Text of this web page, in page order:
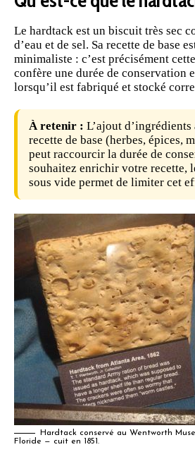
Le hardtack est un biscuit très sec
d’eau et de sel. Sa recette de base
minimaliste : c’est précisément
confère une durée de conservation
lorsqu’il est fabriqué et stocké
À retenir : L’ajout
recette de base (herbes, épices,
peut raccourcir la durée de
souhaitez enrichir votre recette,
sous vide permet de limiter cet
Hardtack conservé au Wentworth
Floride — cuit en 1851.